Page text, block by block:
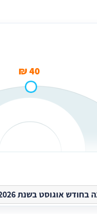
40 ₪
אוגוסט בשנת 2026.